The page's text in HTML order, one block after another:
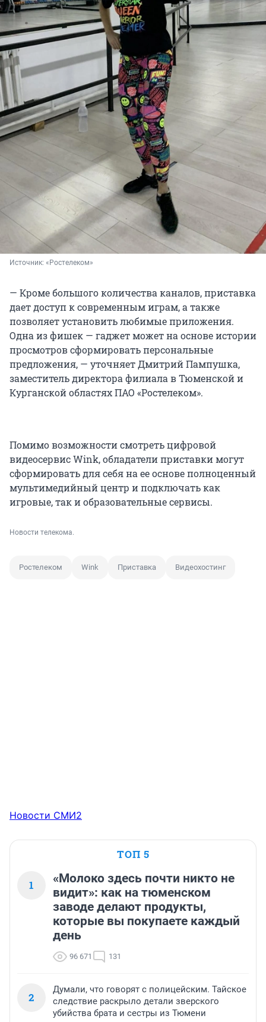
Источник: «Ростелеком»
— Кроме большого количества каналов, приставка
дает доступ к современным играм, а также
позволяет установить любимые приложения.
Одна из фишек — гаджет может на основе истории
просмотров сформировать персональные
предложения, — уточняет Дмитрий Пампушка,
заместитель директора филиала в Тюменской и
Курганской областях ПАО «Ростелеком».
Помимо возможности смотреть цифровой
видеосервис Wink, обладатели приставки могут
сформировать для себя на ее основе полноценный
мультимедийный центр и подключать как
игровые, так и образовательные сервисы.
Новости телекома.
Ростелеком Wink Приставка Видеохостинг
Новости СМИ2
ТОП 5
1
«Молоко здесь почти никто не
видит»: как на тюменском
заводе делают продукты,
которые вы покупаете каждый
день
96 671 131
2
Думали, что говорят с полицейским. Тайское
следствие раскрыло детали зверского
убийства брата и сестры из Тюмени